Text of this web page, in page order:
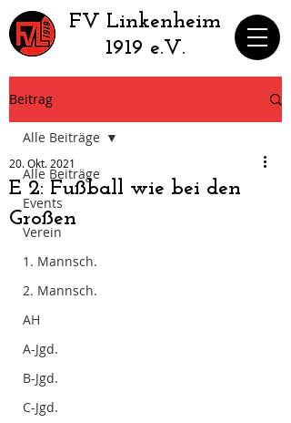
​FV Linkenheim
1919 e.V.
Beitrag
Alle Beiträge
Events
Verein
1. Mannsch.
2. Mannsch.
AH
A-Jgd.
B-Jgd.
C-Jgd.
Alle Beiträge
E 2: Fußball wie bei den
Großen
20. Okt. 2021